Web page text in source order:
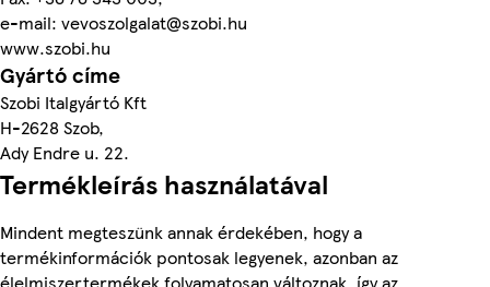
e-mail: vevoszolgalat@szobi.hu
www.szobi.hu
Gyártó címe
Szobi Italgyártó Kft
H-2628 Szob,
Ady Endre u. 22.
Termékleírás használatával
Mindent megteszünk annak érdekében, hogy a
termékinformációk pontosak legyenek, azonban az